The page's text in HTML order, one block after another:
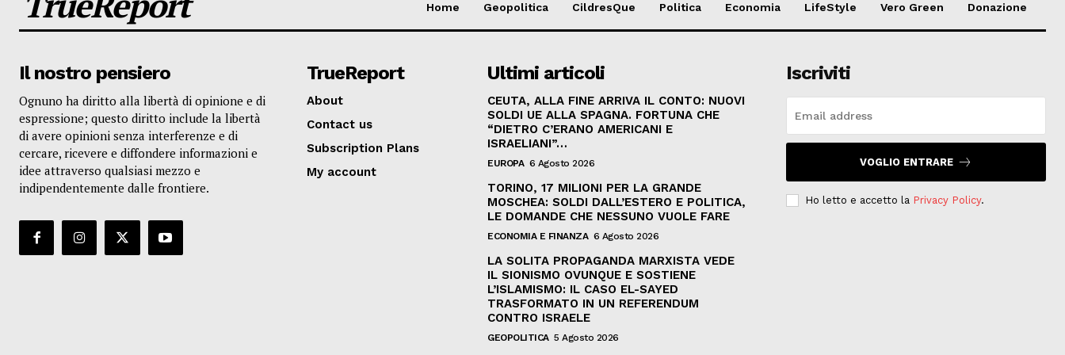
Home Geopolitica CildresQue Politica Economia LifeStyle Vero Green Donazione
Il nostro pensiero
Ognuno ha diritto alla libertà di opinione e di
espressione; questo diritto include la libertà
di avere opinioni senza interferenze e di
cercare, ricevere e diffondere informazioni e
idee attraverso qualsiasi mezzo e
indipendentemente dalle frontiere.
TrueReport
About
Contact us
Subscription Plans
My account
Ultimi articoli
CEUTA, ALLA FINE ARRIVA IL CONTO: NUOVI
SOLDI UE ALLA SPAGNA. FORTUNA CHE
“DIETRO C’ERANO AMERICANI E
ISRAELIANI”…
EUROPA 6 Agosto 2026
TORINO, 17 MILIONI PER LA GRANDE
MOSCHEA: SOLDI DALL’ESTERO E POLITICA,
LE DOMANDE CHE NESSUNO VUOLE FARE
ECONOMIA E FINANZA 6 Agosto 2026
LA SOLITA PROPAGANDA MARXISTA VEDE
IL SIONISMO OVUNQUE E SOSTIENE
L’ISLAMISMO: IL CASO EL-SAYED
TRASFORMATO IN UN REFERENDUM
CONTRO ISRAELE
GEOPOLITICA 5 Agosto 2026
Iscriviti
VOGLIO ENTRARE
Ho letto e accetto la Privacy Policy.